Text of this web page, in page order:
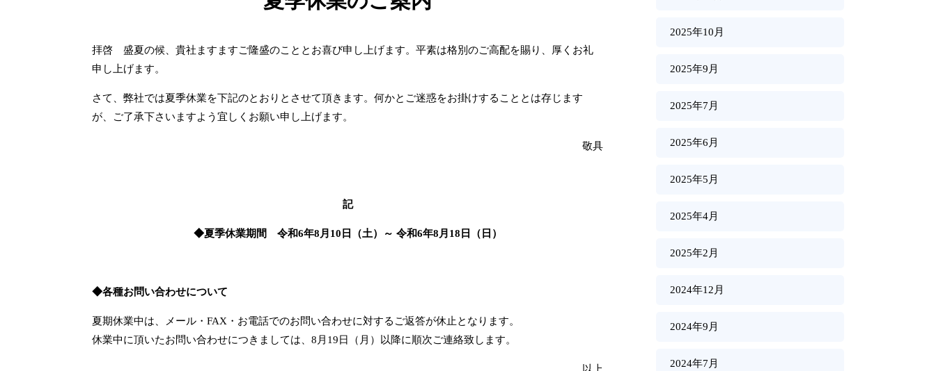
拝啓 盛夏の候、貴社ますますご隆盛のこととお喜び申し上げます。平素は格別のご高配を賜り、厚くお礼
申し上げます。
さて、弊社では夏季休業を下記のとおりとさせて頂きます。何かとご迷惑をお掛けすることとは存じます
が、ご了承下さいますよう宜しくお願い申し上げます。
敬具
記
◆夏季休業期間 令和6年8月10日（土）～ 令和6年8月18日（日）
◆各種お問い合わせについて
夏期休業中は、メール・FAX・お電話でのお問い合わせに対するご返答が休止となります。
休業中に頂いたお問い合わせにつきましては、8月19日（月）以降に順次ご連絡致します。
2025年10月
2025年9月
2025年7月
2025年6月
2025年5月
2025年4月
2025年2月
2024年12月
2024年9月
2024年7月